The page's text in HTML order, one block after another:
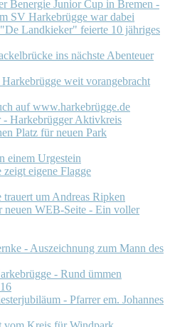
Benergie Junior Cup in Bremen -
SV Harkebrügge war dabei
Landkieker" feierte 10 jähriges
ins nächste Abenteuer
weit vorangebracht
auf www.harkebrügge.de
- Harkebrügger Aktivkreis
Platz für neuen Park
einem Urgestein
zeigt eigene Flagge
trauert um Andreas Ripken
neuen WEB-Seite - Ein voller
- Auszeichnung zum Mann des
- Rund ümmen
- Pfarrer em. Johannes